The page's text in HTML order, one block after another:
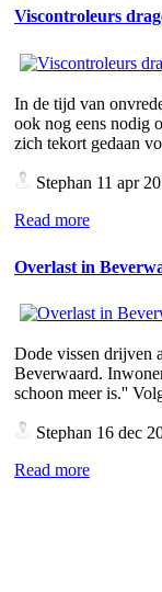
Viscontroleurs
In de tijd van
ook nog eens nodig
zich tekort gedaan
Stephan 11 apr
Read more
Overlast in
Dode vissen drijven
Beverwaard.
schoon meer is.''
Stephan 16 dec
Read more